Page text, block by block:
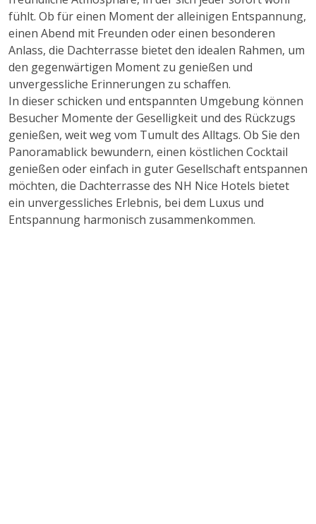
fühlt. Ob für einen Moment der alleinigen Entspannung,
einen Abend mit Freunden oder einen besonderen
Anlass, die Dachterrasse bietet den idealen Rahmen, um
den gegenwärtigen Moment zu genießen und
unvergessliche Erinnerungen zu schaffen.
In dieser schicken und entspannten Umgebung können
Besucher Momente der Geselligkeit und des Rückzugs
genießen, weit weg vom Tumult des Alltags. Ob Sie den
Panoramablick bewundern, einen köstlichen Cocktail
genießen oder einfach in guter Gesellschaft entspannen
möchten, die Dachterrasse des NH Nice Hotels bietet
ein unvergessliches Erlebnis, bei dem Luxus und
Entspannung harmonisch zusammenkommen.